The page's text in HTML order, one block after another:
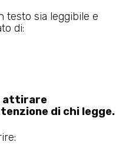
testo sia leggibile e
di:
attirare
di chi legge.